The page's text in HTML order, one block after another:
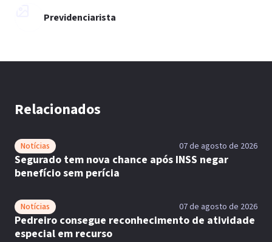
Previdenciarista
Relacionados
Notícias 07 de agosto de 2026
Segurado tem nova chance após INSS negar
benefício sem perícia
Notícias 07 de agosto de 2026
Pedreiro consegue reconhecimento de atividade
especial em recurso